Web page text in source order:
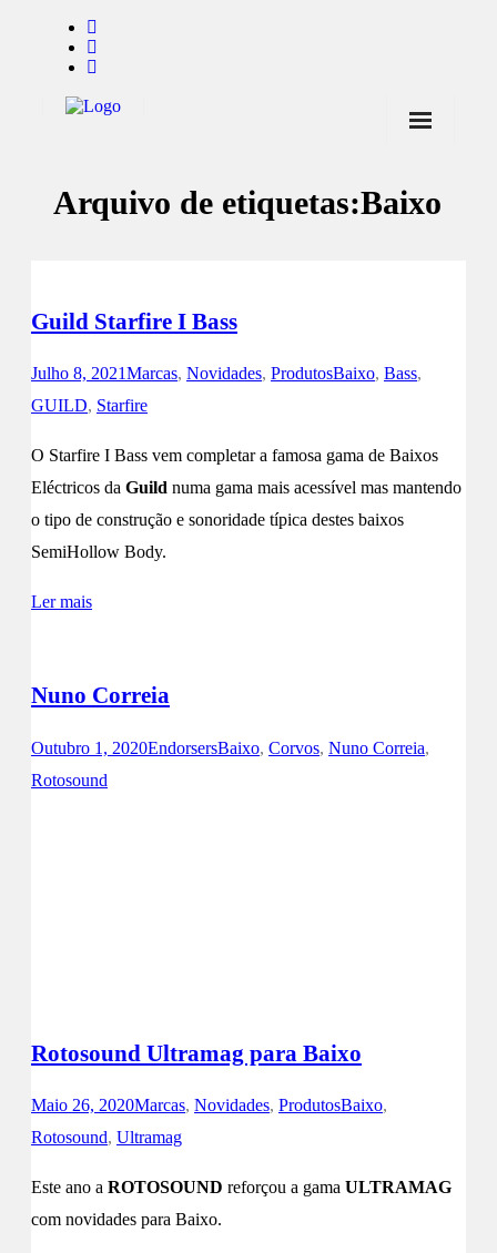
Notícias
Pontos de Venda
Promoções
Arquivo de etiquetas:Baixo
Guild Starfire I Bass
Julho 8, 2021Marcas, Novidades, ProdutosBaixo, Bass,
GUILD, Starfire
O Starfire I Bass vem completar a famosa gama de Baixos
Eléctricos da Guild numa gama mais acessível mas mantendo
o tipo de construção e sonoridade típica destes baixos
SemiHollow Body.
Ler mais
Nuno Correia
Outubro 1, 2020EndorsersBaixo, Corvos, Nuno Correia,
Rotosound
Rotosound Ultramag para Baixo
Maio 26, 2020Marcas, Novidades, ProdutosBaixo,
Rotosound, Ultramag
Este ano a ROTOSOUND reforçou a gama ULTRAMAG
com novidades para Baixo.